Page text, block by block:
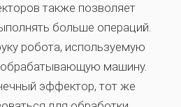
также позволяет
больше операций.
робота, используемую
обрабатывающую машину.
эффектор, тот же